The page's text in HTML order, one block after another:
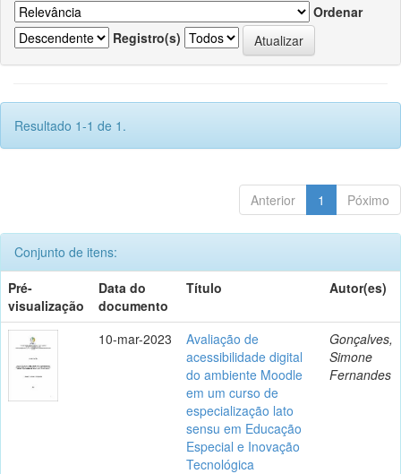
Ordenar
Registro(s)
Resultado 1-1 de 1.
Anterior 1 Póximo
Conjunto de itens:
Pré-
visualização
Data do
documento
Título Autor(es)
10-mar-2023
Avaliação de
acessibilidade digital
do ambiente Moodle
em um curso de
especialização lato
sensu em Educação
Especial e Inovação
Tecnológica
Gonçalves,
Simone
Fernandes